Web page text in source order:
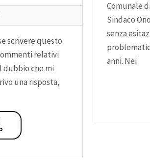
scrivere questo
relativi
dubbio che mi
una risposta,
Comunale
Sindaco
senza
anni. Nei